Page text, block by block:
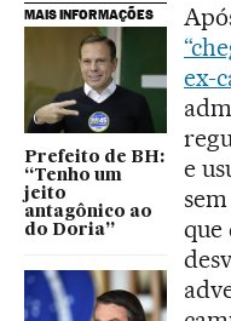
MAIS INFORMAÇÕES
Prefeito de BH:
“Tenho um
jeito
antagônico ao
do Doria”
ex-
e
que